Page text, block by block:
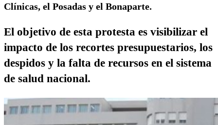
Clínicas, el Posadas y el Bonaparte.
El objetivo de esta protesta es visibilizar el
impacto de los recortes presupuestarios, los
despidos y la falta de recursos en el sistema
de salud nacional.